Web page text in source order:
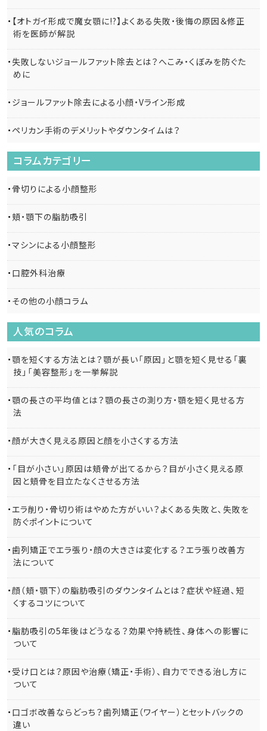
【オトガイ形成で魔女顎に!?】よくある失敗・後悔の原因＆修正
術を医師が解説
失敗しないジョールファット除去とは？へこみ・くぼみを防ぐた
めに
ジョールファット除去による小顔・Vライン形成
ペリカン手術のデメリットやダウンタイムは？
コラムカテゴリー
骨切りによる小顔整形
頬・顎下の脂肪吸引
マシンによる小顔整形
口腔外科治療
その他の小顔コラム
人気のコラム
顎を短くする方法とは？顎が長い「原因」と顎を短く見せる「裏
技」「美容整形」を一挙解説
顎の長さの平均値とは？顎の長さの測り方・顎を短く見せる方
法
顔が大きく見える原因と顔を小さくする方法
「目が小さい」原因は頬骨が出てるから？目が小さく見える原
因と頬骨を目立たなくさせる方法
エラ削り・骨切り術はやめた方がいい？よくある失敗と、失敗を
防ぐポイントについて
歯列矯正でエラ張り・顔の大きさは変化する？エラ張り改善方
法について
顔（頬・顎下）の脂肪吸引のダウンタイムとは？症状や経過、短
くするコツについて
脂肪吸引の5年後はどうなる？効果や持続性、身体への影響に
ついて
受け口とは？原因や治療（矯正・手術）、自力でできる治し方に
ついて
口ゴボ改善ならどっち？歯列矯正（ワイヤー）とセットバックの
違い